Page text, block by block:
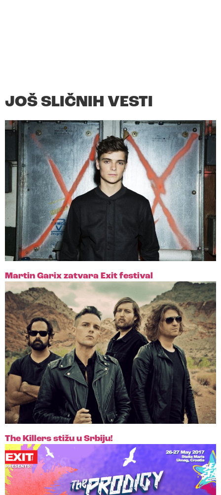
JOŠ SLIČNIH VESTI
Martin Garix zatvara Exit festival
The Killers stižu u Srbiju!